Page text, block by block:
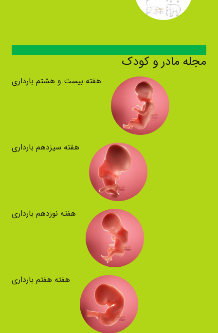
مجله مادر و کودک
هفته بیست و هشتم بارداری
هفته سیزدهم بارداری
هفته نوزدهم بارداری
هفته هفتم بارداری